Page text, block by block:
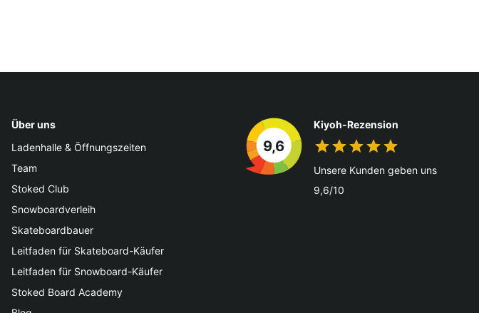
Über uns
Ladenhalle & Öffnungszeiten
Team
Stoked Club
Snowboardverleih
Skateboardbauer
Leitfaden für Skateboard-Käufer
Leitfaden für Snowboard-Käufer
Stoked Board Academy
9,6
Kiyoh-Rezension
Unsere Kunden geben uns
9,6/10